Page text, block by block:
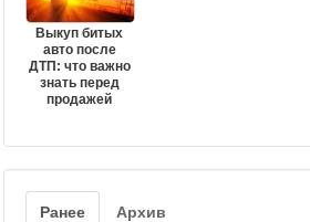
Выкуп битых
авто после
ДТП: что важно
знать перед
продажей
Ранее Архив